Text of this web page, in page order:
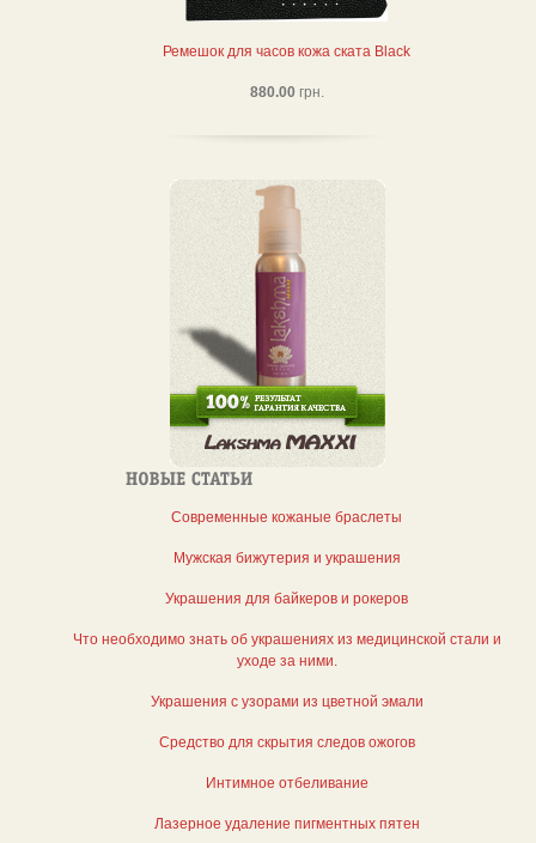
Ремешок для часов кожа ската Black
880.00 грн.
Современные кожаные браслеты
Мужская бижутерия и украшения
Украшения для байкеров и рокеров
Что необходимо знать об украшениях из медицинской стали и
уходе за ними.
Украшения с узорами из цветной эмали
Средство для скрытия следов ожогов
Интимное отбеливание
Лазерное удаление пигментных пятен